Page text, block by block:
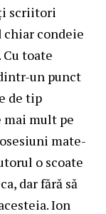
scriitori
condeie
toate
un punct
de tip
mai mult pe
mate-
o scoate
dar fără să
Ion